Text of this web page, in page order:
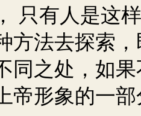
只有人是这
方法去探索
同之处，如
帝形象的一